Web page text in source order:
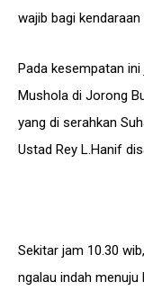
wajib bagi
Pada kesempatan
Mushola di Jorong
yang di serahkan
Ustad Rey L.Hanif
Sekitar jam 10.30
ngalau indah